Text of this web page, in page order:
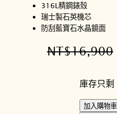
316L精鋼錶殼
瑞士製石英機芯
防刮藍寶石水晶鏡面
NT$16,900
庫存只剩
T加入購物車